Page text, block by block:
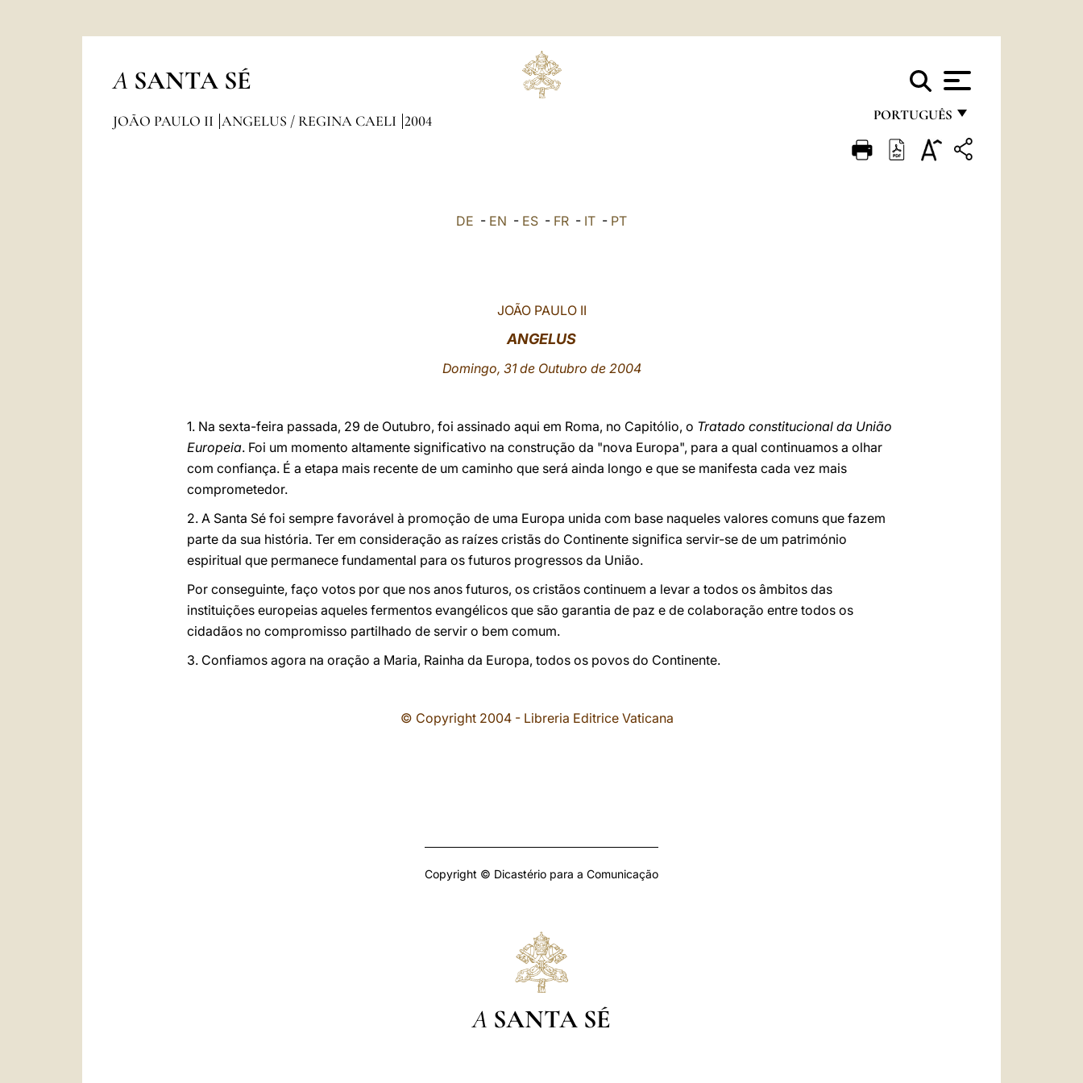
A SANTA SÉ
PORTUGUÊS
FRANÇAIS
LATINE
JOÃO PAULO II ANGELUS / REGINA CAELI 2004
DE - EN - ES - FR - IT - PT
JOÃO PAULO II
ANGELUS
Domingo, 31 de Outubro de 2004
1. Na sexta-feira passada, 29 de Outubro, foi assinado aqui em Roma, no Capitólio, o Tratado constitucional da União
Europeia. Foi um momento altamente significativo na construção da "nova Europa", para a qual continuamos a olhar
com confiança. É a etapa mais recente de um caminho que será ainda longo e que se manifesta cada vez mais
comprometedor.
2. A Santa Sé foi sempre favorável à promoção de uma Europa unida com base naqueles valores comuns que fazem
parte da sua história. Ter em consideração as raízes cristãs do Continente significa servir-se de um património
espiritual que permanece fundamental para os futuros progressos da União.
Por conseguinte, faço votos por que nos anos futuros, os cristãos continuem a levar a todos os âmbitos das
instituições europeias aqueles fermentos evangélicos que são garantia de paz e de colaboração entre todos os
cidadãos no compromisso partilhado de servir o bem comum.
3. Confiamos agora na oração a Maria, Rainha da Europa, todos os povos do Continente.
© Copyright 2004 - Libreria Editrice Vaticana
Copyright © Dicastério para a Comunicação
A SANTA SÉ